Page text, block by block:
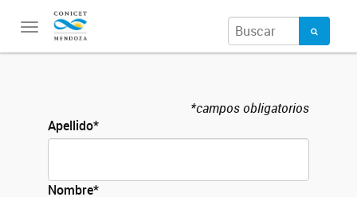
Toggle
navigation
*campos obligatorios
Apellido*
Nombre*